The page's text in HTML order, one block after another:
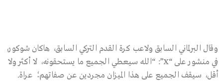
وقال البرلماني السابق ولاعب كرة القدم التركي السابق، هاكان شوكور،
في منشور على “X”: “الله سيعطي الجميع ما يستحقونه، لا أكثر ولا
أقل، سيقف الجميع على هذا الميزان مجردين عن صفاتهم؛ عراة.